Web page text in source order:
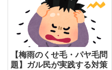
まで本音でまとめて紹介します。
【梅雨のくせ毛・パヤ毛問
題】ガル民が実践する対策